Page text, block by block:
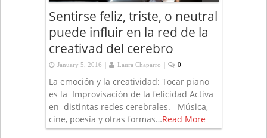
Sentirse feliz, triste, o neutral
puede influir en la red de la
creativad del cerebro
January 5, 2016 | Laura Chaparro | 0
La emoción y la creatividad: Tocar piano
es la Improvisación de la felicidad Activa
en distintas redes cerebrales. Música,
cine, poesía y otras formas…Read More